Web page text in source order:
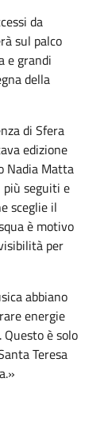
da
sul palco
e grandi
della
di Sfera
edizione
Nadia Matta
seguiti e
sceglie il
è motivo
per
abbiano
energie
è solo
Teresa